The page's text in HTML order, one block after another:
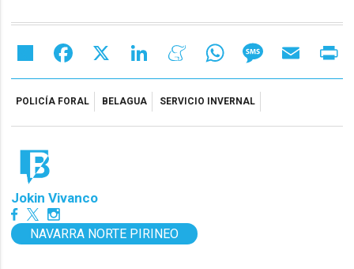
Share Facebook LinkedIn MeneameWhatsAppMessageEmail
POLICÍA FORAL BELAGUA SERVICIO INVERNAL
Jokin Vivanco
NAVARRA NORTE PIRINEO